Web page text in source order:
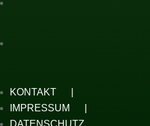
KONTAKT
IMPRESSUM
DATENSCHUTZ